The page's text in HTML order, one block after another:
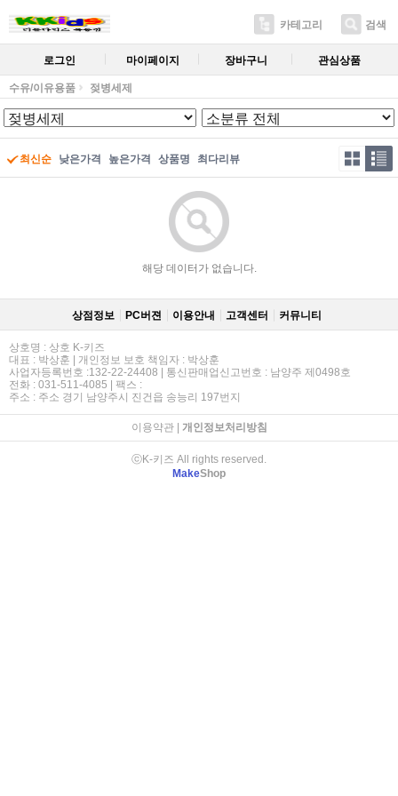
카테고리 검색
로그인 마이페이지 장바구니 관심상품
수유/이유용품 젖병세제
최신순 낮은가격 높은가격 상품명 최다리뷰
해당 데이터가 없습니다.
상점정보 PC버젼 이용안내 고객센터 커뮤니티
상호명 : 상호 K-키즈
대표 : 박상훈 | 개인정보 보호 책임자 : 박상훈
사업자등록번호 :132-22-24408 | 통신판매업신고번호 : 남양주 제0498호
전화 : 031-511-4085 | 팩스 :
주소 : 주소 경기 남양주시 진건읍 송능리 197번지
이용약관| 개인정보처리방침
ⓒK-키즈 All rights reserved.
MakeShop